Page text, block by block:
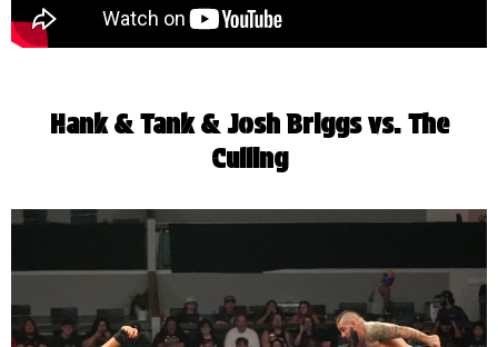
Hank & Tank & Josh Briggs vs. The
Culling